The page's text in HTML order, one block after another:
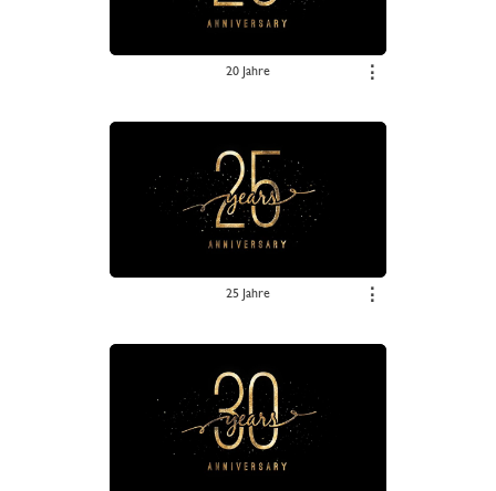
20 Jahre ⋮
25 Jahre ⋮